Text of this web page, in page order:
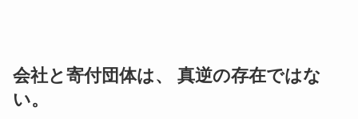
会社と寄付団体は、 真逆の存在ではな
い。